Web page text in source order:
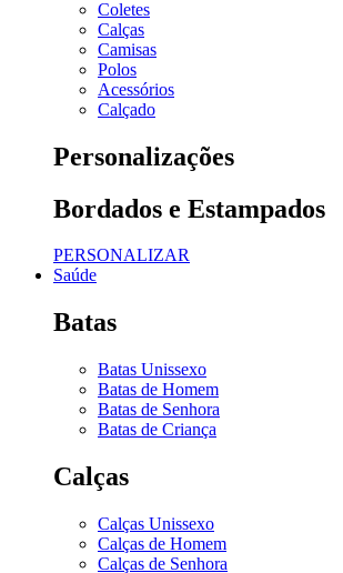
Coletes
Calças
Camisas
Polos
Acessórios
Calçado
Personalizações
Bordados e Estampados
PERSONALIZAR
Saúde
Batas
Batas Unissexo
Batas de Homem
Batas de Senhora
Batas de Criança
Calças
Calças Unissexo
Calças de Homem
Calças de Senhora